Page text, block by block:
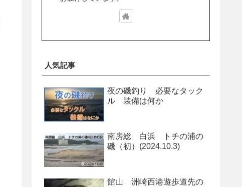
人気記事
夜の磯釣り 必要なタック
ル 装備は何か
南房総 白浜 トチの浦の
磯（初）(2024.10.3)
館山 洲崎西港遊歩道先の